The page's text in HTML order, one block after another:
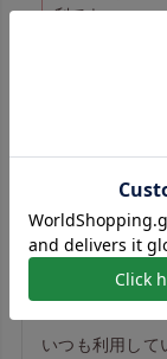
利です。
持
いつも利用して